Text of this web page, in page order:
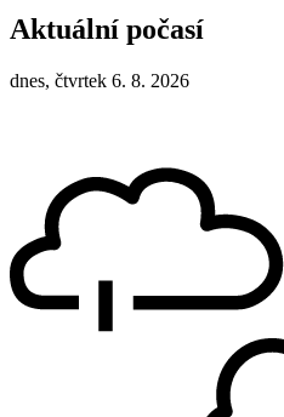
Aktuální počasí
dnes, čtvrtek 6. 8. 2026